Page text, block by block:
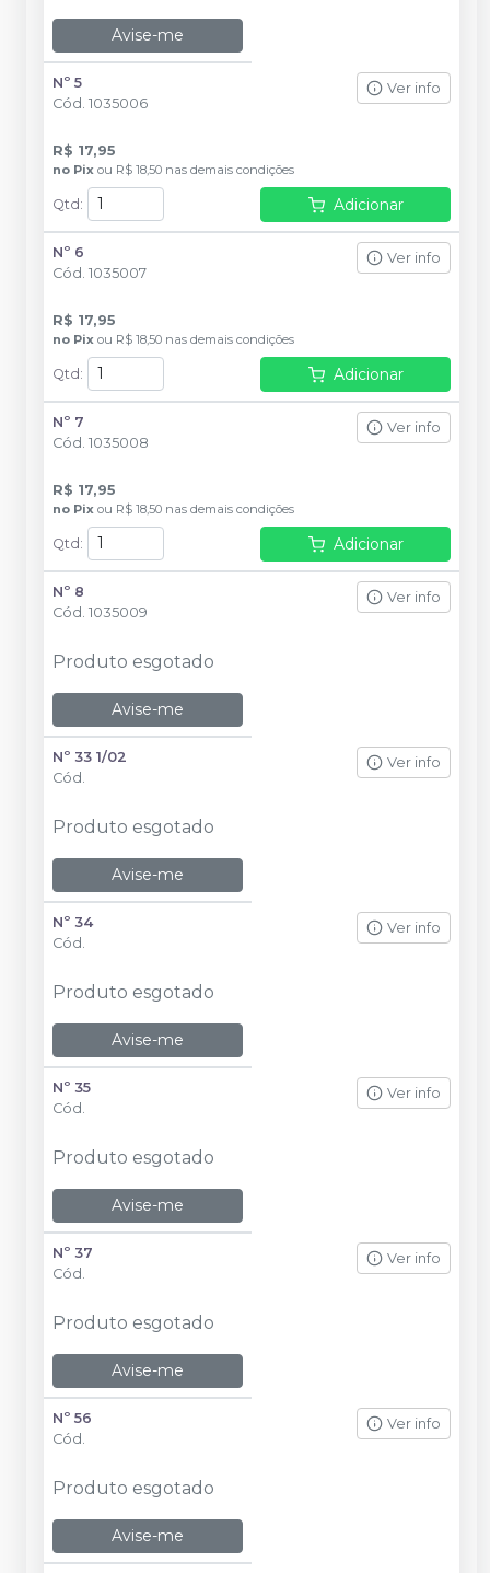
Avise-me
Nº 5
Cód. 1035006
Ver info
R$ 17,95
no Pix ou R$ 18,50 nas demais condições
Qtd : Adicionar
Nº 6
Cód. 1035007
Ver info
R$ 17,95
no Pix ou R$ 18,50 nas demais condições
Qtd : Adicionar
Nº 7
Cód. 1035008
Ver info
R$ 17,95
no Pix ou R$ 18,50 nas demais condições
Qtd : Adicionar
Nº 8
Cód. 1035009
Ver info
Produto esgotado
Avise-me
Nº 33 1/02
Cód.
Ver info
Produto esgotado
Avise-me
Nº 34
Cód.
Ver info
Produto esgotado
Avise-me
Nº 35
Cód.
Ver info
Produto esgotado
Avise-me
Nº 37
Cód.
Ver info
Produto esgotado
Avise-me
Nº 56
Cód.
Ver info
Produto esgotado
Avise-me